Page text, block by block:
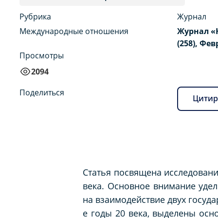
Рубрика
Международные отношения
Просмотры
2094
Журнал
Журнал
(258),
Поделиться
Статья посвящена
века. Основное внимание
на взаимодействие двух
е годы 20 века, выделены